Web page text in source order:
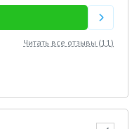
Читать все отзывы (11)